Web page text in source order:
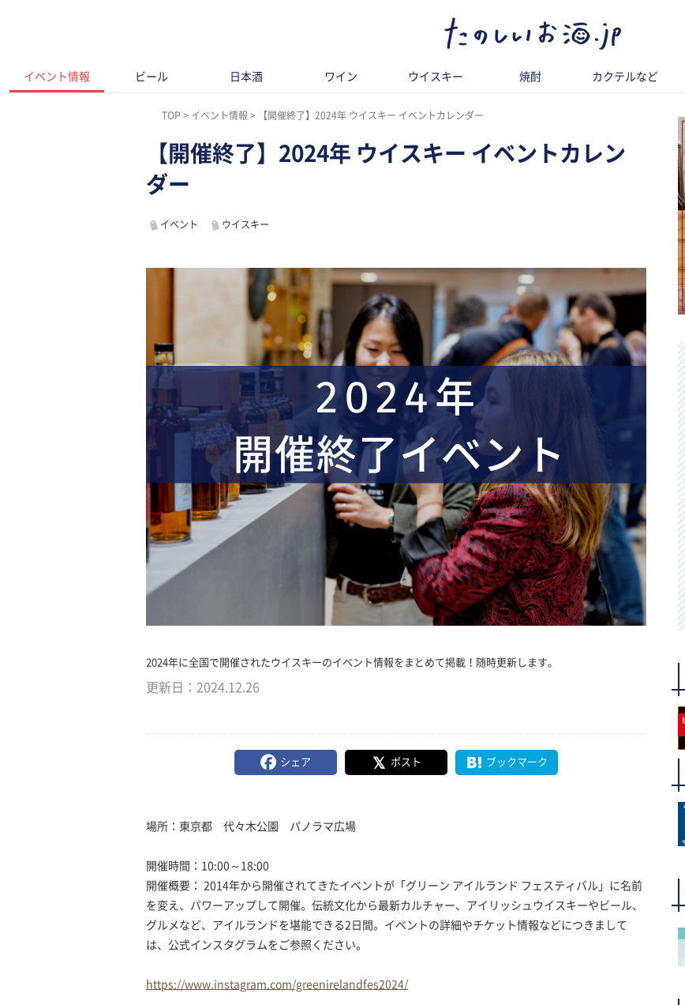
イベント情報 ビール 日本酒 ワイン ウイスキー 焼酎 カクテルなど
TOP イベント情報 【開催終了】2024年 ウイスキー イベントカレンダー
【開催終了】2024年 ウイスキー イベントカレン
ダー
イベント ウイスキー
2024年に全国で開催されたウイスキーのイベント情報をまとめて掲載！随時更新します。
更新日： 2024.12.26
シェア ポスト ブックマーク
場所：東京都 代々木公園 パノラマ広場
開催時間：10:00～18:00
開催概要： 2014年から開催されてきたイベントが「グリーン アイルランド フェスティバル」に名前
を変え、パワーアップして開催。伝統文化から最新カルチャー、アイリッシュウイスキーやビール、
グルメなど、アイルランドを堪能できる2日間。イベントの詳細やチケット情報などにつきまして
は、公式インスタグラムをご参照ください。
https://www.instagram.com/greenirelandfes2024/